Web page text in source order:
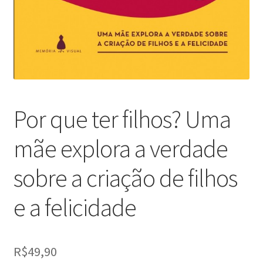
Por que ter filhos? Uma
mãe explora a verdade
sobre a criação de filhos
e a felicidade
R$49,90